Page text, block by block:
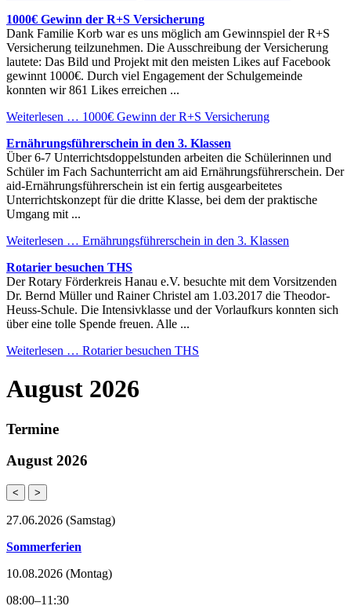
1000€ Gewinn der R+S Versicherung
Dank Familie Korb war es uns möglich am Gewinnspiel der R+S
Versicherung teilzunehmen. Die Ausschreibung der Versicherung
lautete: Das Bild und Projekt mit den meisten Likes auf Facebook
gewinnt 1000€. Durch viel Engagement der Schulgemeinde
konnten wir 861 Likes erreichen ...
Weiterlesen … 1000€ Gewinn der R+S Versicherung
Ernährungsführerschein in den 3. Klassen
Über 6-7 Unterrichtsdoppelstunden arbeiten die Schülerinnen und
Schüler im Fach Sachunterricht am aid Ernährungsführerschein. Der
aid-Ernährungsführerschein ist ein fertig ausgearbeitetes
Unterrichtskonzept für die dritte Klasse, bei dem der praktische
Umgang mit ...
Weiterlesen … Ernährungsführerschein in den 3. Klassen
Rotarier besuchen THS
Der Rotary Förderkreis Hanau e.V. besuchte mit dem Vorsitzenden
Dr. Bernd Müller und Rainer Christel am 1.03.2017 die Theodor-
Heuss-Schule. Die Intensivklasse und der Vorlaufkurs konnten sich
über eine tolle Spende freuen. Alle ...
Weiterlesen … Rotarier besuchen THS
August 2026
Termine
August 2026
< >
27.06.2026 (Samstag)
Sommerferien
10.08.2026 (Montag)
08:00–11:30